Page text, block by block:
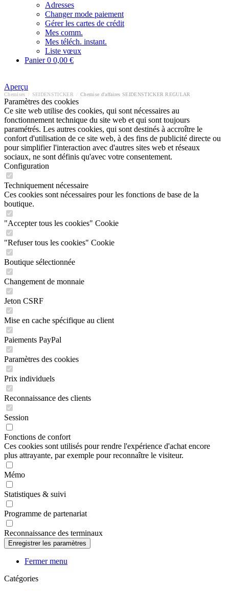
Adresses
Changer mode paiement
Gérer les cartes de crédit
Mes comm.
Mes téléch. instant.
Liste vœux
Panier0 0,00 €
Aperçu
Chemises SEIDENSTICKER Chemise d'affaires SEIDENSTICKER REGULAR
Paramètres des cookies
Ce site web utilise des cookies, qui sont nécessaires au
fonctionnement technique du site web et qui sont toujours
paramétrés. Les autres cookies, qui sont destinés à accroître le
confort d'utilisation de ce site web, à des fins de publicité directe ou
pour simplifier l'interaction avec d'autres sites web et réseaux
sociaux, ne sont définis qu'avec votre consentement.
Configuration
Techniquement nécessaire
Ces cookies sont nécessaires pour les fonctions de base de la
boutique.
"Accepter tous les cookies" Cookie
"Refuser tous les cookies" Cookie
Boutique sélectionnée
Changement de monnaie
Jeton CSRF
Mise en cache spécifique au client
Paiements PayPal
Paramètres des cookies
Prix individuels
Reconnaissance des clients
Session
Fonctions de confort
Ces cookies sont utilisés pour rendre l'expérience d'achat encore
plus attrayante, par exemple pour reconnaître le visiteur.
Mémo
Statistiques & suivi
Programme de partenariat
Reconnaissance des terminaux
Fermer menu
Catégories